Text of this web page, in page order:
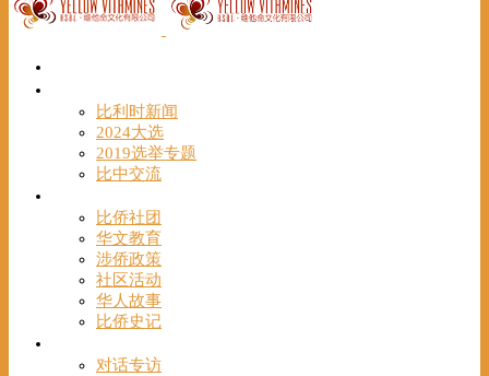
比利时新闻
2024大选
2019选举专题
比中交流
比侨社团
华文教育
涉侨政策
社区活动
华人故事
比侨史记
对话专访